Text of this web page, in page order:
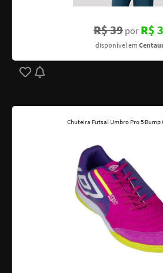
R$ 39 por R$
disponível em
Chuteira Futsal Umbro Pro 5 Bump